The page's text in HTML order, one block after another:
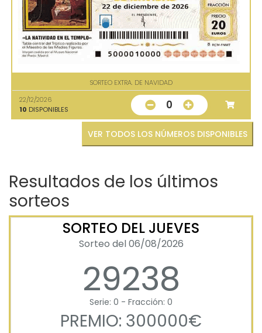
SORTEO EXTRA. DE NAVIDAD
22/12/2026
10 DISPONIBLES 0
VER TODOS LOS NÚMEROS DISPONIBLES
Resultados de los últimos
sorteos
SORTEO DEL JUEVES
Sorteo del 06/08/2026
29238
Serie: 0 - Fracción: 0
PREMIO: 300000€